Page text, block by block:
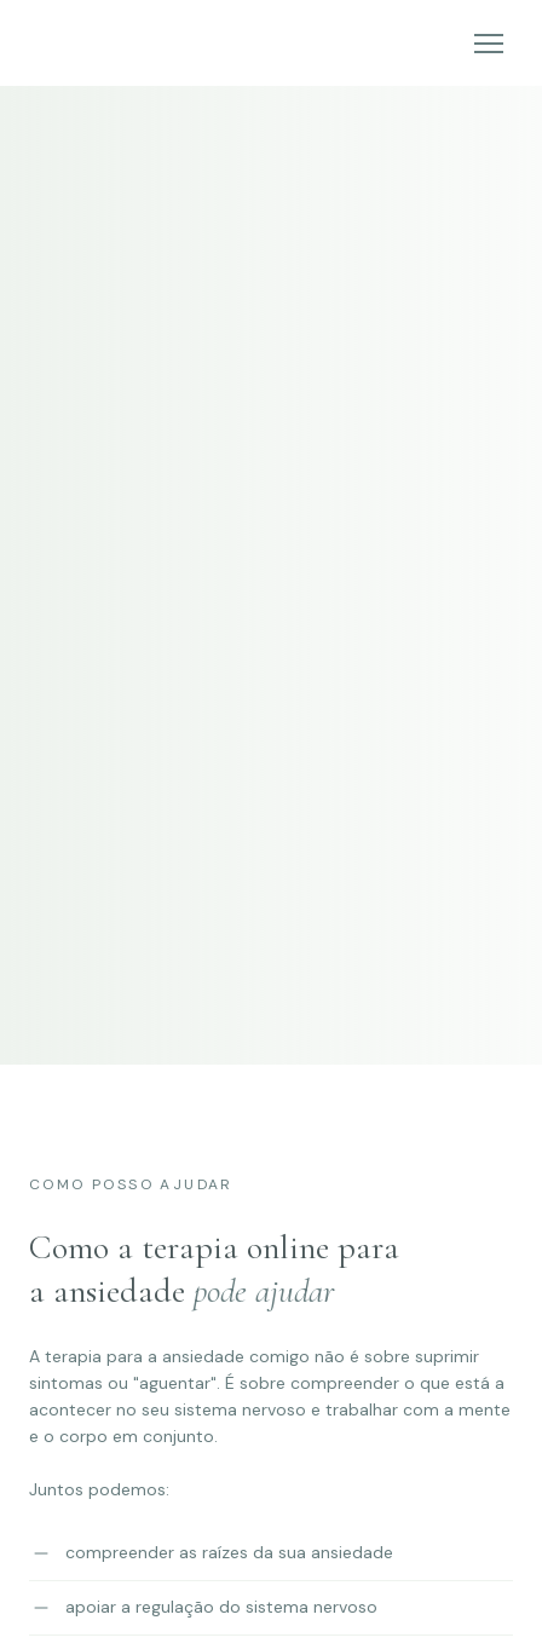
COMO POSSO AJUDAR
Como a terapia online para
a ansiedade pode ajudar
A terapia para a ansiedade comigo não é sobre suprimir
sintomas ou "aguentar". É sobre compreender o que está a
acontecer no seu sistema nervoso e trabalhar com a mente
e o corpo em conjunto.
Juntos podemos:
compreender as raízes da sua ansiedade
apoiar a regulação do sistema nervoso